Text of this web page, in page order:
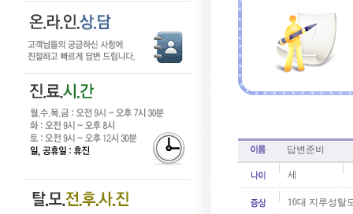
답변준비
세
10대 지루성탈